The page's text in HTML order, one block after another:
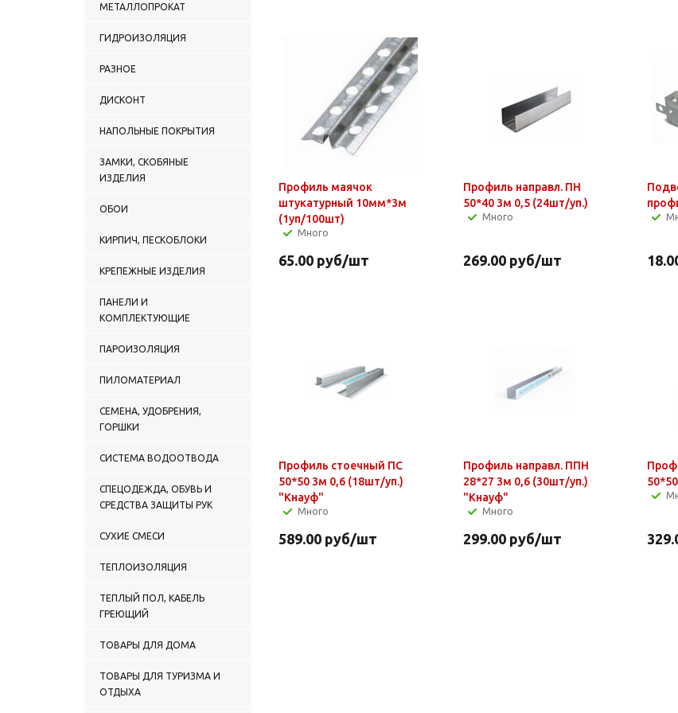
МЕТАЛЛОПРОКАТ
ГИДРОИЗОЛЯЦИЯ
РАЗНОЕ
ДИСКОНТ
НАПОЛЬНЫЕ ПОКРЫТИЯ
ЗАМКИ, СКОБЯНЫЕ
ИЗДЕЛИЯ
ОБОИ
КИРПИЧ, ПЕСКОБЛОКИ
КРЕПЕЖНЫЕ ИЗДЕЛИЯ
ПАНЕЛИ И
КОМПЛЕКТУЮЩИЕ
ПАРОИЗОЛЯЦИЯ
ПИЛОМАТЕРИАЛ
СЕМЕНА, УДОБРЕНИЯ,
ГОРШКИ
СИСТЕМА ВОДООТВОДА
СПЕЦОДЕЖДА, ОБУВЬ И
СРЕДСТВА ЗАЩИТЫ РУК
СУХИЕ СМЕСИ
ТЕПЛОИЗОЛЯЦИЯ
ТЕПЛЫЙ ПОЛ, КАБЕЛЬ
ГРЕЮЩИЙ
ТОВАРЫ ДЛЯ ДОМА
ТОВАРЫ ДЛЯ ТУРИЗМА И
ОТДЫХА
Профиль маячок
штукатурный 10мм*3м
(1уп/100шт)
Много
65.00 руб/шт
Профиль направл. ПН
50*40 3м 0,5 (24шт/уп.)
Много
269.00руб/шт
Профиль стоечный ПС
50*50 3м 0,6 (18шт/уп.)
"Кнауф"
Много
589.00 руб/шт
Профиль направл. ППН
28*27 3м 0,6 (30шт/уп.)
"Кнауф"
Много
299.00руб/шт